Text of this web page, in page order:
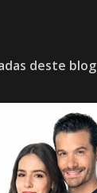
deste blog